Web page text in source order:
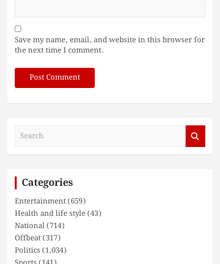
Save my name, email, and website in this browser for
the next time I comment.
Categories
Entertainment(659)
Health and life style(43)
National(714)
Offbeat(317)
Politics (1,034)